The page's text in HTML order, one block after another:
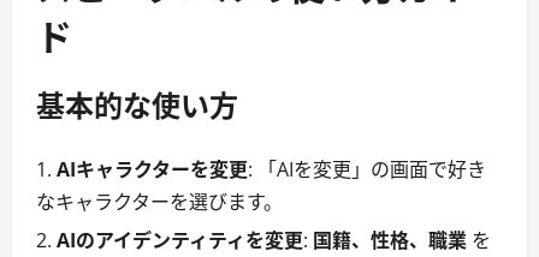
ド
基本的な使い方
AIキャラクターを変更: 「AIを変更」の画面で好き
なキャラクターを選びます。
AIのアイデンティティを変更: 国籍、性格、職業 を